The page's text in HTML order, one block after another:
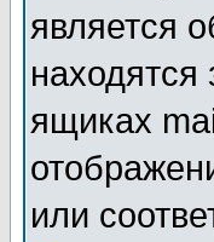
является
ящиках
или